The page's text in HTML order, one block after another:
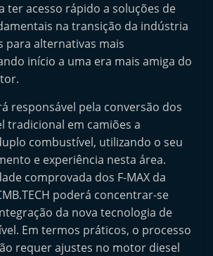
e
n
t
e
o
A
f
t
e
r
m
a
ter acesso rápido a soluções de
na transição da indústria
para alternativas mais
início a uma era mais amiga do
responsável pela conversão dos
tradicional em camiões a
combustível, utilizando o seu
e experiência nesta área.
comprovada dos F-MAX da
poderá concentrar-se
da nova tecnologia de
Em termos práticos, o processo
requer ajustes no motor diesel